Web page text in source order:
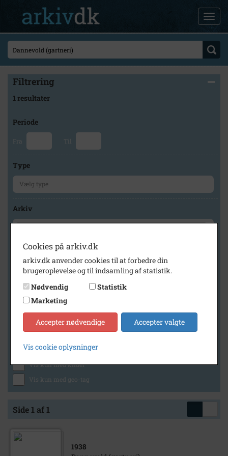
Filtrering
1 resultater
Periode
Fra Til
Type
Arkiv
Geografi
Generelt
Vis kun med billeder
Vis kun med lydklip
Vis kun med kilder
Vis kun med geo-tag
Side 1 af 1
1938
Cookies på arkiv.dk
arkiv.dk anvender cookies til at forbedre din
brugeroplevelse og til indsamling af statistik.
Nødvendig
Statistik
Marketing
Accepter nødvendige Accepter valgte
Vis cookie oplysninger